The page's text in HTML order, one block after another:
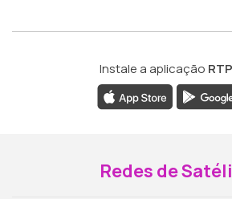
Instale a aplicação
Redes de